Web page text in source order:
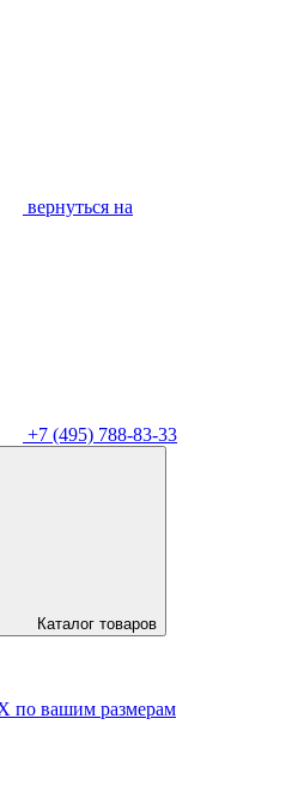
вернуться на
+7 (495) 788-83-33
Каталог товаров
по вашим размерам